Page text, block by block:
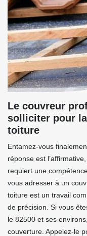
Le couvreur
solliciter pour
toiture
Entamez-vous
réponse est
requiert une
vous adresser à un
toiture est un travail
de précision. Si vous
le 82500 et ses
couverture. Appelez-le